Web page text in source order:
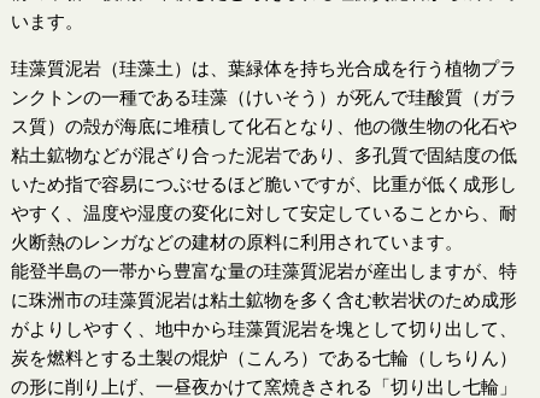
います。
珪藻質泥岩（珪藻土）は、葉緑体を持ち光合成を行う植物プラ
ンクトンの一種である珪藻（けいそう）が死んで珪酸質（ガラ
ス質）の殻が海底に堆積して化石となり、他の微生物の化石や
粘土鉱物などが混ざり合った泥岩であり、多孔質で固結度の低
いため指で容易につぶせるほど脆いですが、比重が低く成形し
やすく、温度や湿度の変化に対して安定していることから、耐
火断熱のレンガなどの建材の原料に利用されています。
能登半島の一帯から豊富な量の珪藻質泥岩が産出しますが、特
に珠洲市の珪藻質泥岩は粘土鉱物を多く含む軟岩状のため成形
がよりしやすく、地中から珪藻質泥岩を塊として切り出して、
炭を燃料とする土製の焜炉（こんろ）である七輪（しちりん）
の形に削り上げ、一昼夜かけて窯焼きされる「切り出し七輪」